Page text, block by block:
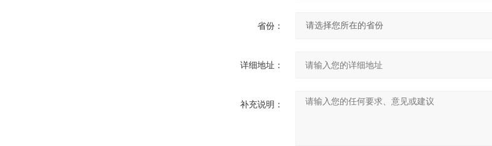
省份：
详细地址：
补充说明：